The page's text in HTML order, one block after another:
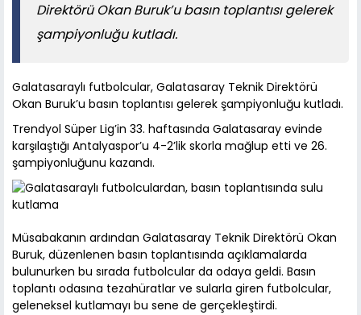
Direktörü Okan Buruk’u basın toplantısı gelerek
şampiyonluğu kutladı.
Galatasaraylı futbolcular, Galatasaray Teknik Direktörü
Okan Buruk’u basın toplantısı gelerek şampiyonluğu kutladı.
Trendyol Süper Lig’in 33. haftasında Galatasaray evinde
karşılaştığı Antalyaspor’u 4-2’lik skorla mağlup etti ve 26.
şampiyonluğunu kazandı.
Müsabakanın ardından Galatasaray Teknik Direktörü Okan
Buruk, düzenlenen basın toplantısında açıklamalarda
bulunurken bu sırada futbolcular da odaya geldi. Basın
toplantı odasına tezahüratlar ve sularla giren futbolcular,
geleneksel kutlamayı bu sene de gerçekleştirdi.